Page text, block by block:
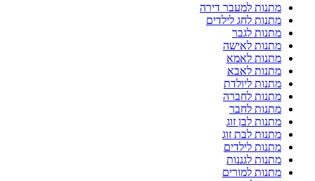
מתנות למעבר דירה
מתנות לחג לילדים
מתנות לגבר
מתנות לאישה
מתנות לאמא
מתנות לאבא
מתנות ליולדת
מתנות לחברה
מתנות לחבר
מתנות לבן זוג
מתנות לבת זוג
מתנות לילדים
מתנות לגננות
מתנות למורים